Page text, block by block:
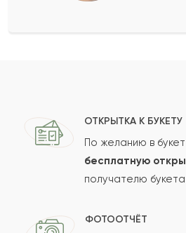
Ваш e-mail
Отзыв
ОТКРЫТКА К БУКЕТУ
По желанию в
бесплатную
получателю
ФОТООТЧЁТ